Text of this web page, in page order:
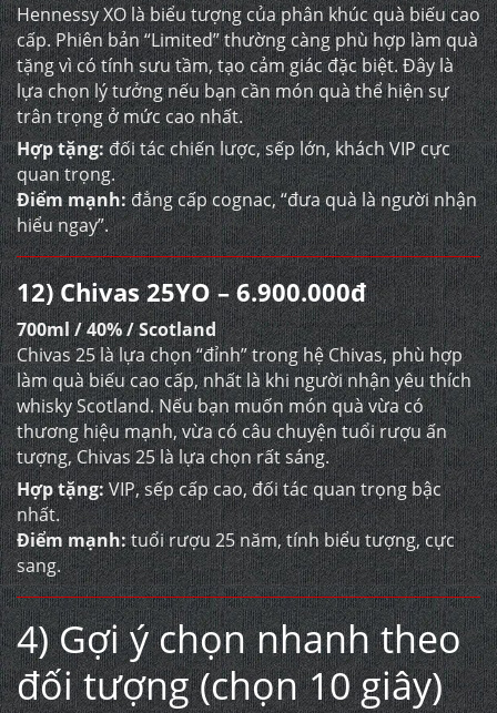
Hennessy XO là biểu tượng của phân khúc quà biếu cao
cấp. Phiên bản “Limited” thường càng phù hợp làm quà
tặng vì có tính sưu tầm, tạo cảm giác đặc biệt. Đây là
lựa chọn lý tưởng nếu bạn cần món quà thể hiện sự
trân trọng ở mức cao nhất.
Hợp tặng:đối tác chiến lược, sếp lớn, khách VIP cực
quan trọng.
Điểm mạnh:đẳng cấp cognac, “đưa quà là người nhận
hiểu ngay”.
12) Chivas 25YO – 6.900.000đ
700ml / 40% / Scotland
Chivas 25 là lựa chọn “đỉnh” trong hệ Chivas, phù hợp
làm quà biếu cao cấp, nhất là khi người nhận yêu thích
whisky Scotland. Nếu bạn muốn món quà vừa có
thương hiệu mạnh, vừa có câu chuyện tuổi rượu ấn
tượng, Chivas 25 là lựa chọn rất sáng.
Hợp tặng:VIP, sếp cấp cao, đối tác quan trọng bậc
nhất.
Điểm mạnh:tuổi rượu 25 năm, tính biểu tượng, cực
sang.
4) Gợi ý chọn nhanh theo
đối tượng (chọn 10 giây)